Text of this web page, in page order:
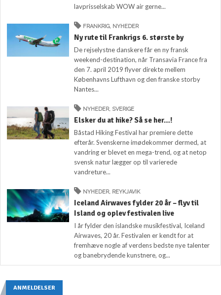
lavprisselskab WOW air gerne...
FRANKRIG, NYHEDER
Ny rute til Frankrigs 6. største by
De rejselystne danskere får en ny fransk
weekend-destination, når Transavia France fra
den 7. april 2019 flyver direkte mellem
Københavns Lufthavn og den franske storby
Nantes...
NYHEDER, SVERIGE
Elsker du at hike? Så se her…!
Båstad Hiking Festival har premiere dette
efterår. Svenskerne imødekommer dermed, at
vandring er blevet en mega-trend, og at netop
svensk natur lægger op til varierede
vandreture...
NYHEDER, REYKJAVIK
Iceland Airwaves fylder 20 år – flyv til
Island og oplev festivalen live
I år fylder den islandske musikfestival, Iceland
Airwaves, 20 år. Festivalen er kendt for at
fremhæve nogle af verdens bedste nye talenter
og banebrydende kunstnere, og...
ANMELDELSER